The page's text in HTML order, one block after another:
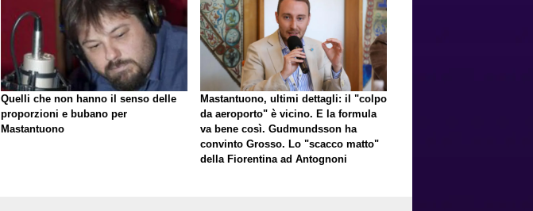
Quelli che non hanno il senso delle
proporzioni e bubano per
Mastantuono
Mastantuono, ultimi dettagli: il "colpo
da aeroporto" è vicino. E la formula
va bene così. Gudmundsson ha
convinto Grosso. Lo "scacco matto"
della Fiorentina ad Antognoni